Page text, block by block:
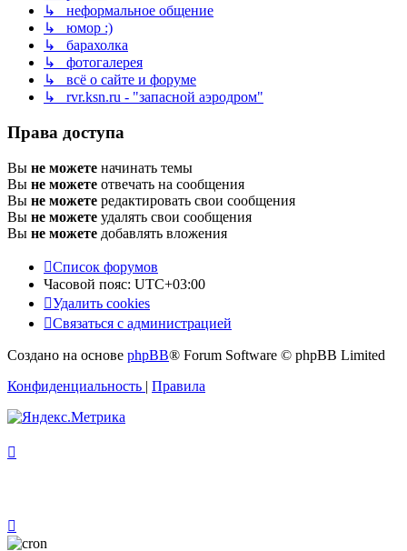
↳ неформальное общение
↳ юмор :)
↳ барахолка
↳ фотогалерея
↳ всё о сайте и форуме
↳ rvr.ksn.ru - "запасной аэродром"
Права доступа
Вы не можете начинать темы
Вы не можете отвечать на сообщения
Вы не можете редактировать свои сообщения
Вы не можете удалять свои сообщения
Вы не можете добавлять вложения
Список форумов
Часовой пояс: UTC+03:00
Удалить cookies
Связаться с администрацией
Создано на основе phpBB® Forum Software © phpBB Limited
Конфиденциальность | Правила